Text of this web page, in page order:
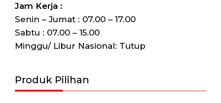
Jam Kerja :
Senin – Jumat : 07.00 – 17.00
Sabtu : 07.00 – 15.00
Minggu/ Libur Nasional: Tutup
Produk Pilihan